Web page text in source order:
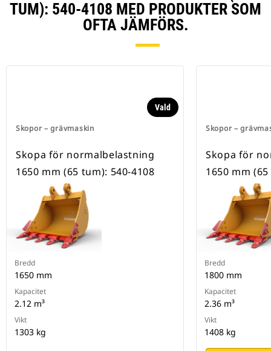
TUM): 540-4108 MED PRODUKTER SOM
OFTA JÄMFÖRS.
Skopor – grävmaskin
Vald
Skopa för normalbelastning
1650 mm (65 tum): 540-4108
Bredd
1650 mm
Kapacitet
2.12 m³
Vikt
1303 kg
Skopor –
Skopa för
1650 mm
Bredd
1800 mm
Kapacitet
2.36 m³
Vikt
1408 kg